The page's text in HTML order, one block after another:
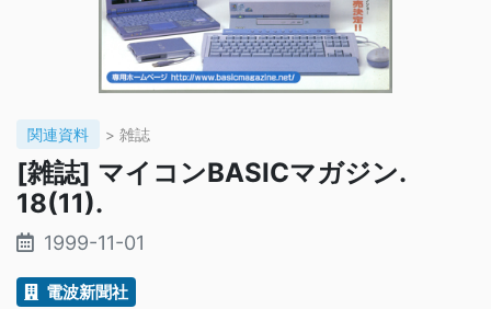
関連資料 > 雑誌
[雑誌] マイコンBASICマガジン.
18(11).
1999-11-01
電波新聞社